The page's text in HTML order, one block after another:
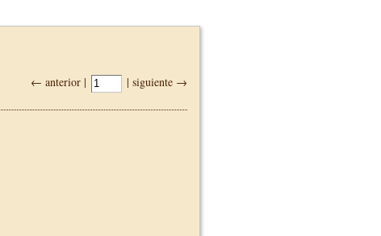
← anterior | | siguiente →